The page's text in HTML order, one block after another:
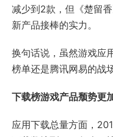
减少到2款，但《楚留
新产品接棒的实力。
换句话说，虽然游戏应
榜单还是腾讯网易的战场
下载榜游戏产品颓势更
应用下载总量方面，